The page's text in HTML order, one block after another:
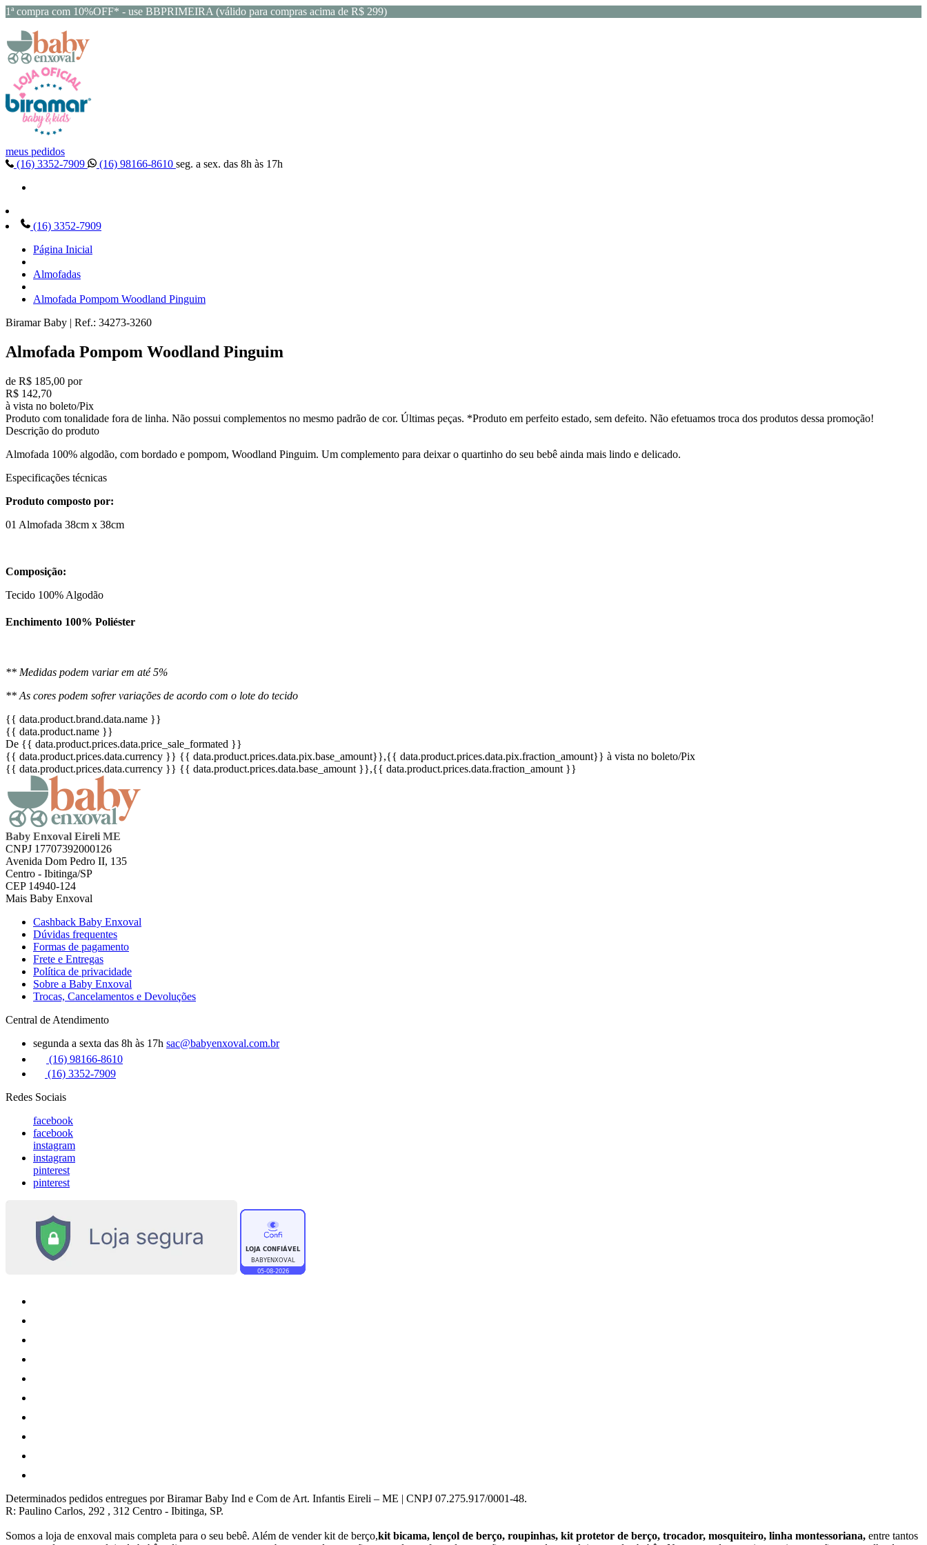
1ª compra com 10%OFF* - use BBPRIMEIRA (válido para compras acima de R$ 299)
meus pedidos
(16) 3352-7909
(16) 98166-8610 seg. a sex. das 8h às 17h
(16) 3352-7909
Página Inicial
Almofadas
Almofada Pompom Woodland Pinguim
Biramar Baby | Ref.: 34273-3260
Almofada Pompom Woodland Pinguim
de R$ 185,00 por
R$ 142,70
à vista no boleto/Pix
Produto com tonalidade fora de linha. Não possui complementos no mesmo padrão de cor. Últimas peças. *Produto em perfeito estado, sem defeito. Não efetuamos troca dos produtos dessa promoção!
Descrição do produto
Almofada 100% algodão, com bordado e pompom, Woodland Pinguim. Um complemento para deixar o quartinho do seu bebê ainda mais lindo e delicado.
Especificações técnicas
Produto composto por:
01 Almofada 38cm x 38cm
Composição:
Tecido 100% Algodão
Enchimento 100% Poliéster
** Medidas podem variar em até 5%
** As cores podem sofrer variações de acordo com o lote do tecido
{{ data.product.brand.data.name }}
{{ data.product.name }}
De {{ data.product.prices.data.price_sale_formated }}
{{ data.product.prices.data.currency }} {{ data.product.prices.data.pix.base_amount}},{{ data.product.prices.data.pix.fraction_amount}} à vista no boleto/Pix
{{ data.product.prices.data.currency }} {{ data.product.prices.data.base_amount }},{{ data.product.prices.data.fraction_amount }}
Baby Enxoval Eireli ME
CNPJ 17707392000126
Avenida Dom Pedro II, 135
Centro - Ibitinga/SP
CEP 14940-124
Mais Baby Enxoval
Cashback Baby Enxoval
Dúvidas frequentes
Formas de pagamento
Frete e Entregas
Política de privacidade
Sobre a Baby Enxoval
Trocas, Cancelamentos e Devoluções
Central de Atendimento
segunda a sexta das 8h às 17h sac@babyenxoval.com.br
(16) 98166-8610
(16) 3352-7909
Redes Sociais
facebook
facebook
instagram
instagram
pinterest
pinterest
Determinados pedidos entregues por Biramar Baby Ind e Com de Art. Infantis Eireli – ME | CNPJ 07.275.917/0001-48.
R: Paulino Carlos, 292 , 312 Centro - Ibitinga, SP.
Somos a loja de enxoval mais completa para o seu bebê. Além de vender kit de berço,kit bicama, lençol de berço, roupinhas, kit protetor de berço, trocador, mosquiteiro, linha montessoriana, entre tantos